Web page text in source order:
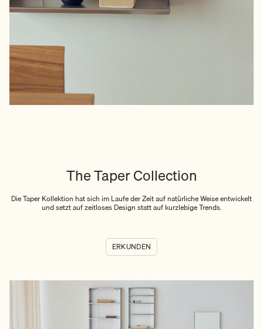
The Taper Collection
Die Taper Kollektion hat sich im Laufe der Zeit auf natürliche Weise entwickelt
und setzt auf zeitloses Design statt auf kurzlebige Trends.
ERKUNDEN